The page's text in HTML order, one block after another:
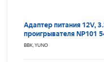
Адаптер питания 12V,
проигрывателя NP101
BBK, YUNO